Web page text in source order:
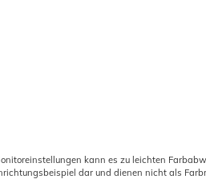
kann es zu leichten
dar und dienen nicht als
Renovierplane 4x5m
20m² | 5my